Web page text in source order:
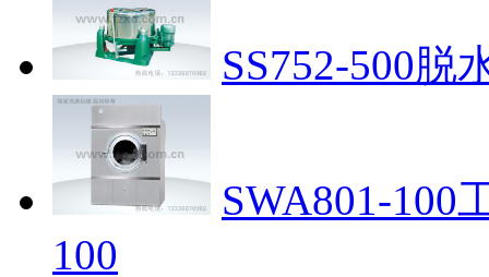
SS752-500脱
SWA801-100
100